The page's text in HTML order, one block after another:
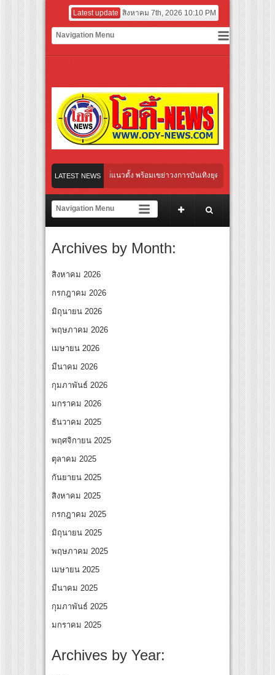
Latest update สิงหาคม 7th, 2026 10:10 PM
LATEST NEWS
ตรียมเดบิวต์ลงซีรีย์แนวตั้ง พร้อมเขย่าวงการบันเทิงยุคดิจิทัล
Candy” พร้อมเสิร์ฟ MV สดใส ได้ “ต้าเหนิง” และ “ณิชา” ร่วมเติมสีสัน
แส ผิวโชกุ ผิวโชว์ได้ ตอบโจทย์คนรุ่นใหม่
Her Rules ใต้เงาจันทรา” เปิดเคมี “อุ้ม–มีนา” ประกบคู่ครั้งสำคัญ ชวนแฟนปักหมุดร
ย เลิกเงียบ เลิกชะล่าใจ” เรื่อง HPV ในแคมเปญ “HPV ไม่เป็นไร…ไม่ได้”
รียมเดบิวต์ลงซีรีย์แนวตั้ง พร้อมเขย่าวงการบันเทิงยุคดิจิทัล
Archives by Month:
สิงหาคม 2026
กรกฎาคม 2026
มิถุนายน 2026
พฤษภาคม 2026
เมษายน 2026
มีนาคม 2026
กุมภาพันธ์ 2026
มกราคม 2026
ธันวาคม 2025
พฤศจิกายน 2025
ตุลาคม 2025
กันยายน 2025
สิงหาคม 2025
กรกฎาคม 2025
มิถุนายน 2025
พฤษภาคม 2025
เมษายน 2025
มีนาคม 2025
กุมภาพันธ์ 2025
มกราคม 2025
Archives by Year: